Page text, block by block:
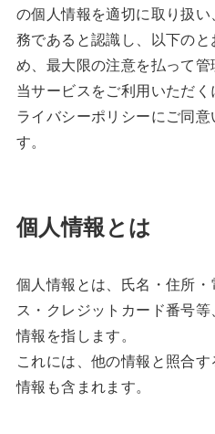
の個人情報を適切に取り扱
務であると認識し、以下の
め、最大限の注意を払って管
当サービスをご利用いただ
ライバシーポリシーにご同
す。
個人情報とは
個人情報とは、氏名・住所
ス・クレジットカード番号
情報を指します。
これには、他の情報と照合
情報も含まれます。